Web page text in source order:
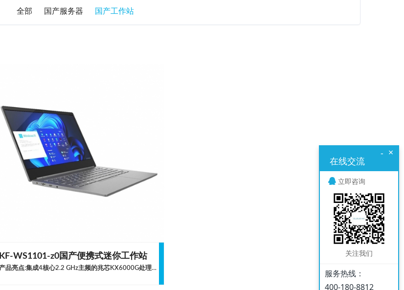
全部 国产服务器 国产工作站
KF-WS1101-z0国产便携式迷你工作站
产品亮点:集成4核心2.2 GHz主频的兆芯KX6000G处理器，最高可支持32GB内存容量14英寸屏幕支持1080P高清显示，轻薄便携可满足移动办公的需求支持UOS、中标麒麟、Win10/Win11多种操作系统适用领域 · 党政、企业、金融等行业的商用办公 · 信创行业 · 网课教育产品规格处理器兆芯KX6000G，4核处理器，主频2.2 GHz，睿频2.6 GHz,TDP 25W内存
×
-
在线交流
立即咨询
关注我们
服务热线：
400-180-8812